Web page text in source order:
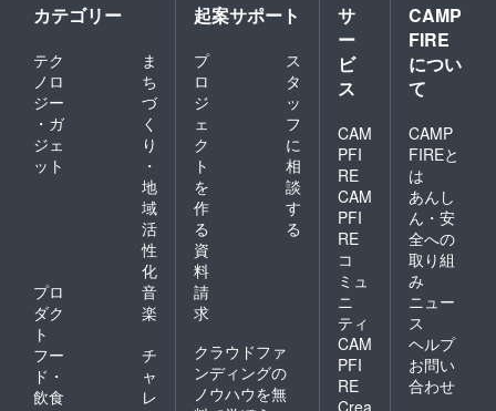
カテゴリー
テク
ノロ
ジー
・ガ
ジェ
ット
ま
ち
づ
く
り
・
地
域
活
性
化
プロ
ダク
ト
音
楽
フー
ド・
飲食
チ
ャ
レ
起案サポート
プ
ロ
ジ
ェ
ク
ト
を
作
る
ス
タ
ッ
フ
に
相
談
す
る
資
料
請
求
クラウドファ
ンディングの
ノウハウを無
サ
ー
ビ
ス
CAM
PFI
RE
CAM
PFI
RE
コ
ミュ
ニ
ティ
CAM
PFI
RE
Crea
CAMP
FIRE
につい
て
CAMP
FIREと
は
あんし
ん・安
全への
取り組
み
ニュー
ス
ヘルプ
お問い
合わせ